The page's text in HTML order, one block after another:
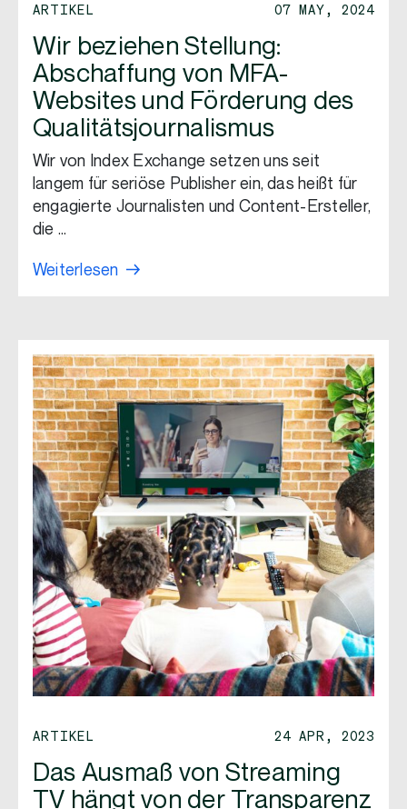
ARTIKEL 07 MAY, 2024
Wir beziehen Stellung:
Abschaffung von MFA-
Websites und Förderung des
Qualitätsjournalismus
Wir von Index Exchange setzen uns seit
langem für seriöse Publisher ein, das heißt für
engagierte Journalisten und Content-Ersteller,
die …
Weiterlesen
ARTIKEL 24 APR, 2023
Das Ausmaß von Streaming
TV hängt von der Transparenz